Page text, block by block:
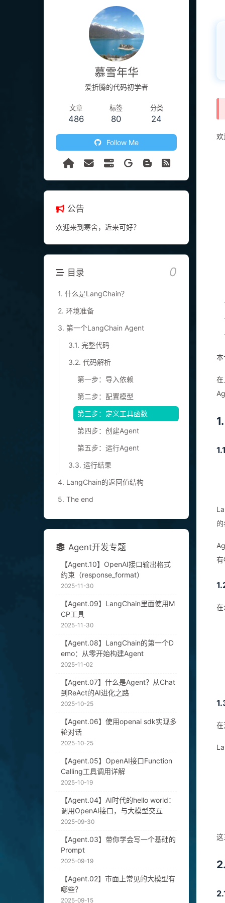
这
慕雪年华
爱折腾的代码初学者
文章
486
标签
80
分类
24
Follow Me
公告
欢迎来到寒舍，近来可好？
目录 0
1. 什么是LangChain？
2. 环境准备
3. 第一个LangChain Agent
3.1. 完整代码
3.2. 代码解析
第一步：导入依赖
第二步：配置模型
第三步：定义工具函数
第四步：创建Agent
第五步：运行Agent
3.3. 运行结果
4. LangChain的返回值结构
5. The end
Agent开发专题
【Agent.10】OpenAI接口输出格式
约束（response_format）
2025-11-30
【Agent.09】LangChain里面使用M
CP工具
2025-11-30
【Agent.08】LangChain的第一个D
emo：从零开始构建Agent
2025-11-02
【Agent.07】什么是Agent？从Chat
到ReAct的AI进化之路
2025-10-25
【Agent.06】使用openai sdk实现多
轮对话
2025-10-25
【Agent.05】OpenAI接口Function
Calling工具调用详解
2025-10-19
【Agent.04】AI时代的hello world：
调用OpenAI接口，与大模型交互
2025-09-30
【Agent.03】带你学会写一个基础的
Prompt
2025-09-19
【Agent.02】市面上常见的大模型有
哪些？
2025-09-15